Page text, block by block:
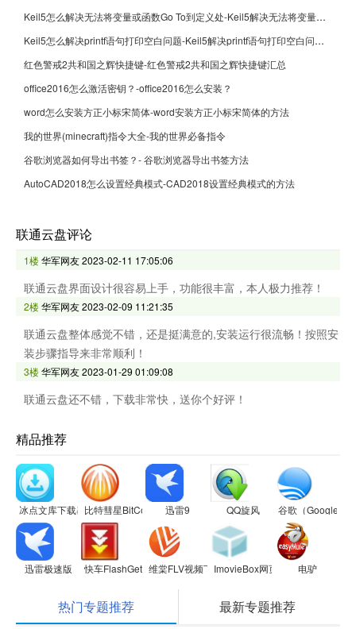
Keil5怎么解决无法将变量或函数Go To到定义处-Keil5解决无法将变量或函数Go To到定义处的方法
Keil5怎么解决printf语句打印空白问题-Keil5解决printf语句打印空白问题的方法
红色警戒2共和国之辉快捷键-红色警戒2共和国之辉快捷键汇总
office2016怎么激活密钥？-office2016怎么安装？
word怎么安装方正小标宋简体-word安装方正小标宋简体的方法
我的世界(minecraft)指令大全-我的世界必备指令
谷歌浏览器如何导出书签？- 谷歌浏览器导出书签方法
AutoCAD2018怎么设置经典模式-CAD2018设置经典模式的方法
联通云盘评论
1楼华军网友2023-02-11 17:05:06
联通云盘界面设计很容易上手，功能很丰富，本人极力推荐！
2楼华军网友2023-02-09 11:21:35
联通云盘整体感觉不错，还是挺满意的,安装运行很流畅！按照安
装步骤指导来非常顺利！
3楼华军网友2023-01-29 01:09:08
联通云盘还不错，下载非常快，送你个好评！
精品推荐
冰点文库下载器比特彗星BitComet 迅雷9 QQ旋风 谷歌（Google）
迅雷极速版 快车FlashGet 维棠FLV视频下载软件ImovieBox网页视频下载器
电驴
热门专题推荐 最新专题推荐